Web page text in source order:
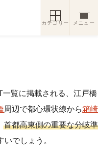
カテゴリー メニュー
覧に掲載される、江戸橋
周辺で都心環状線から箱崎
首都高東側の重要な分岐準
でしょう。